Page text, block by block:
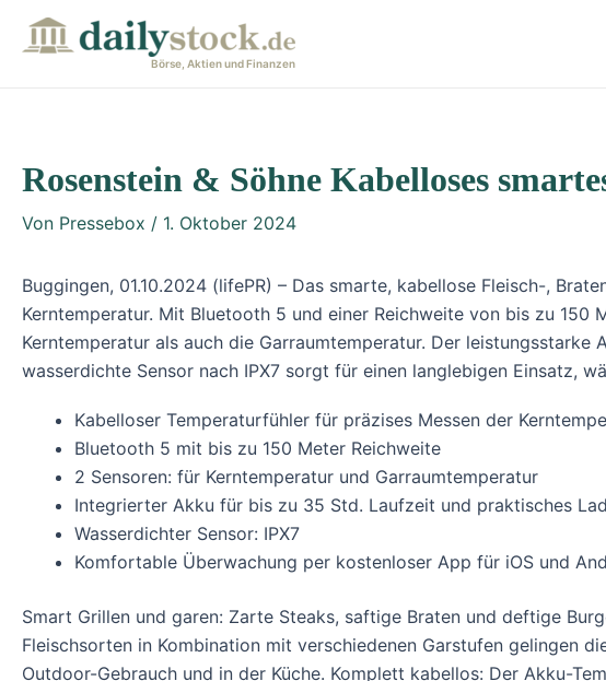
Inhalt
Börse, Aktien und Finanzen
Rosenstein & Söhne Kabelloses
Von Pressebox / 1. Oktober 2024
Buggingen, 01.10.2024 (lifePR) – Das smarte, kabellose Fleisch-,
Kerntemperatur. Mit Bluetooth 5 und einer Reichweite von bis zu
Kerntemperatur als auch die Garraumtemperatur. Der
wasserdichte Sensor nach IPX7 sorgt für einen langlebigen Einsatz,
Kabelloser Temperaturfühler für präzises Messen der
Bluetooth 5 mit bis zu 150 Meter Reichweite
2 Sensoren: für Kerntemperatur und Garraumtemperatur
Integrierter Akku für bis zu 35 Std. Laufzeit und praktisches
Wasserdichter Sensor: IPX7
Komfortable Überwachung per kostenloser App für iOS und
Smart Grillen und garen: Zarte Steaks, saftige Braten und deftige
Fleischsorten in Kombination mit verschiedenen Garstufen gelingen
Outdoor-Gebrauch und in der Küche. Komplett kabellos: Der Akku-
navigation